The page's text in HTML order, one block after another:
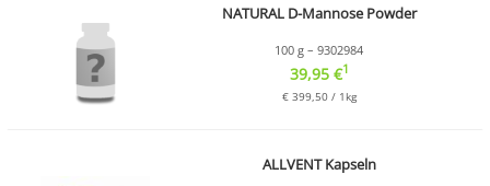
NATURAL D-Mannose Powder
100 g – 9302984
39,95 €1
€ 399,50 / 1kg
ALLVENT Kapseln